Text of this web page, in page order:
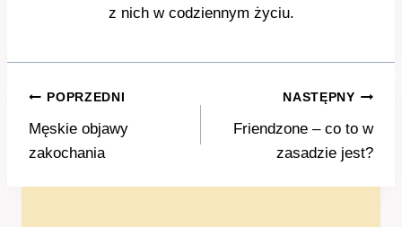
z nich w codziennym życiu.
Nawigacja
wpisu
POPRZEDNI
Męskie objawy
zakochania
NASTĘPNY
Friendzone – co to w
zasadzie jest?